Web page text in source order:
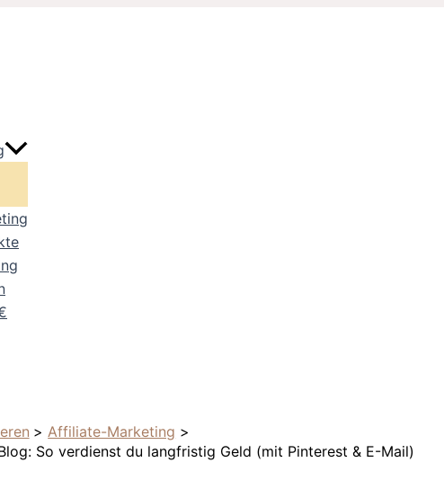
Affiliate-Marketing
So verdienst du langfristig Geld (mit Pinterest & E-Mail)